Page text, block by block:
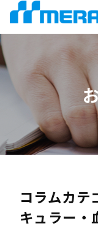
コラムカテ
キュラー・